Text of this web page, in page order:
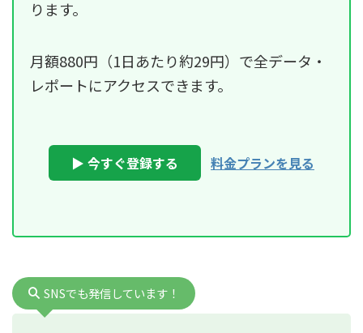
ります。
月額880円（1日あたり約29円）で全データ・
レポートにアクセスできます。
▶ 今すぐ登録する 料金プランを見る
SNSでも発信しています！